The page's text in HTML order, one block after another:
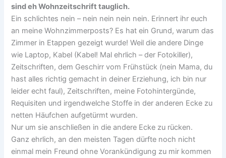
sind eh Wohnzeitschrift tauglich.
Ein schlichtes nein – nein nein nein nein. Erinnert ihr euch
an meine Wohnzimmerposts? Es hat ein Grund, warum das
Zimmer in Etappen gezeigt wurde! Weil die andere Dinge
wie Laptop, Kabel (Kabel! Mal ehrlich – der Fotokiller),
Zeitschriften, dem Geschirr vom Frühstück (nein Mama, du
hast alles richtig gemacht in deiner Erziehung, ich bin nur
leider echt faul), Zeitschriften, meine Fotohintergünde,
Requisiten und irgendwelche Stoffe in der anderen Ecke zu
netten Häufchen aufgetürmt wurden.
Nur um sie anschließen in die andere Ecke zu rücken.
Ganz ehrlich, an den meisten Tagen dürfte noch nicht
einmal mein Freund ohne Vorankündigung zu mir kommen